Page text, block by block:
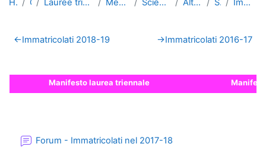
Home Corsi Lauree triennali, magistrali, a ciclo unico Medicina e Psicologia Scienze dell'Educazione Altri insegnamenti SciEdu2 Immatricolati 2017-18
Schema della sezione
←Immatricolati 2018-19 →Immatricolati 2016-17
Manifesto laurea triennale
Forum - Immatricolati nel 2017-18